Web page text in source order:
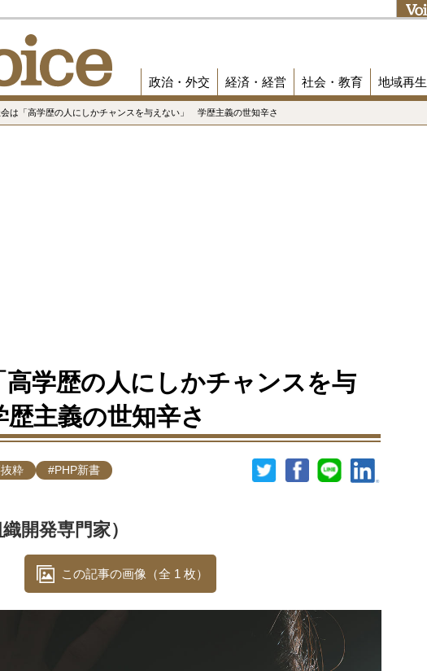
政治・外交 経済・経営 社会・教育 地域再生
は「高学歴の人にしかチャンスを与えない」 学歴主義の世知辛さ
高学歴の人にしかチャンスを与
主義の世知辛さ
粋 #PHP新書
開発専門家）
この記事の画像（全 1 枚）